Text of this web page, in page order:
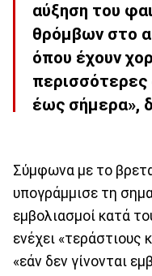
αύξηση του
θρόμβωνστο
όπου έχουν
έως σήμερα»,
Σύμφωνα με το
υπογράμμισε τη
εμβολιασμοί κατά
ενέχει «τεράστιους
«εάν δεν γίνονται